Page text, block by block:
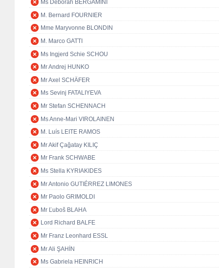
Ms Deborah BERGAMINI
M. Bernard FOURNIER
Mme Maryvonne BLONDIN
M. Marco GATTI
Ms Ingjerd Schie SCHOU
Mr Andrej HUNKO
Mr Axel SCHÄFER
Ms Sevinj FATALIYEVA
Mr Stefan SCHENNACH
Ms Anne-Mari VIROLAINEN
M. Luís LEITE RAMOS
Mr Akif Çağatay KILIÇ
Mr Frank SCHWABE
Ms Stella KYRIAKIDES
Mr Antonio GUTIÉRREZ LIMONES
Mr Paolo GRIMOLDI
Mr Ľuboš BLAHA
Lord Richard BALFE
Mr Franz Leonhard ESSL
Mr Ali ŞAHİN
Ms Gabriela HEINRICH